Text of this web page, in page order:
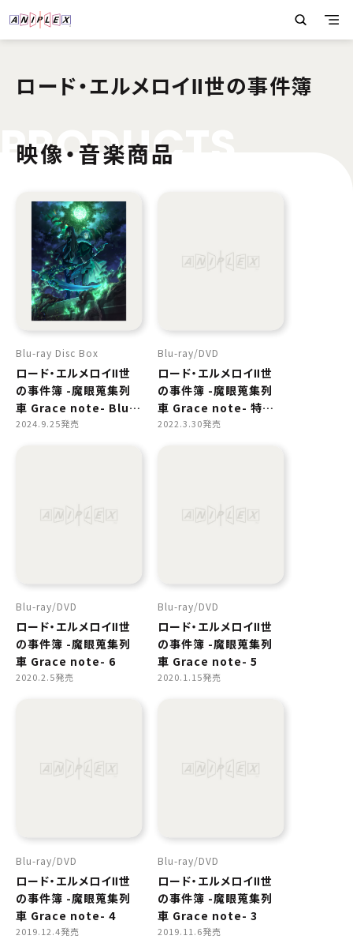
ロード・エルメロイⅡ世の事件簿
PRODUC
映像・音楽商品
Blu-ray Disc Box
ロード・エルメロイⅡ世
の事件簿 -魔眼蒐集列
車 Grace note- Blu-
ray Disc Box
2024.9.25発売
Blu-ray DVD
ロード・エルメロイⅡ世
の事件簿 -魔眼蒐集列
車 Grace note- 特別
編
2022.3.30発売
Blu-ray DVD
ロード・エルメロイⅡ世
の事件簿 -魔眼蒐集列
車 Grace note- 6
2020.2.5発売
Blu-ray DVD
ロード・エルメロイⅡ世
の事件簿 -魔眼蒐集列
車 Grace note- 5
2020.1.15発売
Blu-ray DVD
ロード・エルメロイⅡ世
の事件簿 -魔眼蒐集列
車 Grace note- 4
2019.12.4発売
Blu-ray DVD
ロード・エルメロイⅡ世
の事件簿 -魔眼蒐集列
車 Grace note- 3
2019.11.6発売